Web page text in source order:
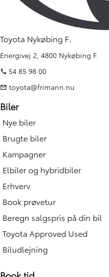
Toyota Nykøbing F.
Energivej 2, 4800 Nykøbing F.
54 85 98 00
toyota@frimann.nu
Biler
Nye biler
Brugte biler
Kampagner
Elbiler og hybridbiler
Erhverv
Book prøvetur
Beregn salgspris på din bil
Toyota Approved Used
Biludlejning